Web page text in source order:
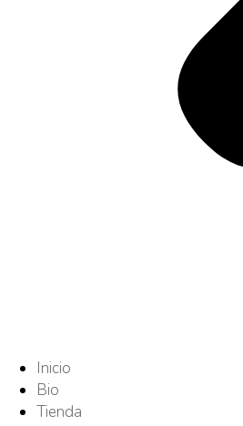
Inicio
Bio
Tienda